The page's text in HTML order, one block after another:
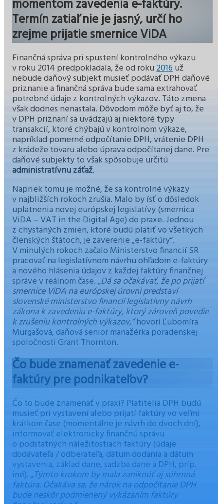
momentom zavedenia e-faktúry.
Termín zatiaľ nie je jasný, určí ho
zrejme prijatie smernice ViDA
Finančná správa pri spustení kontrolného výkazu
v roku 2014 predpokladala, že od roku2016už
nebude daňový subjekt musieť podávať DPH daňové
priznanie a finančná správa bude sama extrahovať
potrebné údaje z kontrolných výkazov. Táto zmena
však dodnes nenastala. Dôvodom môže byť aj to, že
v DPH priznaní sa uvádzajú aj niektoré typy
transakcií, ktoré chýbajú v kontrolnom výkaze,
napríklad pomerné odpočítanie DPH, vrátenie DPH
z krádeže tovaru alebo úprava odpočítanej dane. Pre
daňové subjekty to však spôsobuje určitú
administratívnu záťaž.
Napriek tomu je možné, že sa kontrolné výkazy
v najbližších rokoch zrušia. Malo by ísť o dôsledok
uplatnenia novej európskej legislatívy (smernica
ViDA – VAT in the Digital Age) do praxe. Jednou
z chystaných zmien, ktoré budú platiť vo všetkých
členských štátoch, je zaverenie „e-faktúry“.
V minulých rokoch začalo Ministerstvo financií SR
pracovať na legislatívnom návrhu ohľadom e-faktúry
a nového hlásenia údajov z každej faktúry finančnej
správe v reálnom čase.„Dá sa očakávať, že po prijatí
smernice ViDA na európskej úrovni predstaví
slovenské ministerstvo financií legislatívny návrh
zákona k zavedeniu e-faktúry, ktorý zároveň povedie
k zrušeniu kontrolných výkazov,“hovorí Ľubomíra
Murgašová, daňová senior manažérka poradenskej
spoločnosti Grant Thornton.
Čo bude znamenať zavedenie e-
faktúry pre podnikateľov?
Čo to bude znamenať v praxi? Platitelia DPH budú
musieť pri vystavení alebo prijatí faktúry vo veľmi
krátkom čase (momentálne je návrh do dvoch dní),
informovať elektronicky finančnú správu
o podstatných náležitostiach faktúry (údaje
dodávateľa / odberateľa, dátum dodania a dátum
vystavenia, základ dane, sadzba dane a DPH, príp.
iné).„Týmto krokom by mala zaniknúť aj súhrnná
faktúra. Očakáva sa, že nárok na odpočítanie DPH
bude neskôr podmienený vykázaním faktúry